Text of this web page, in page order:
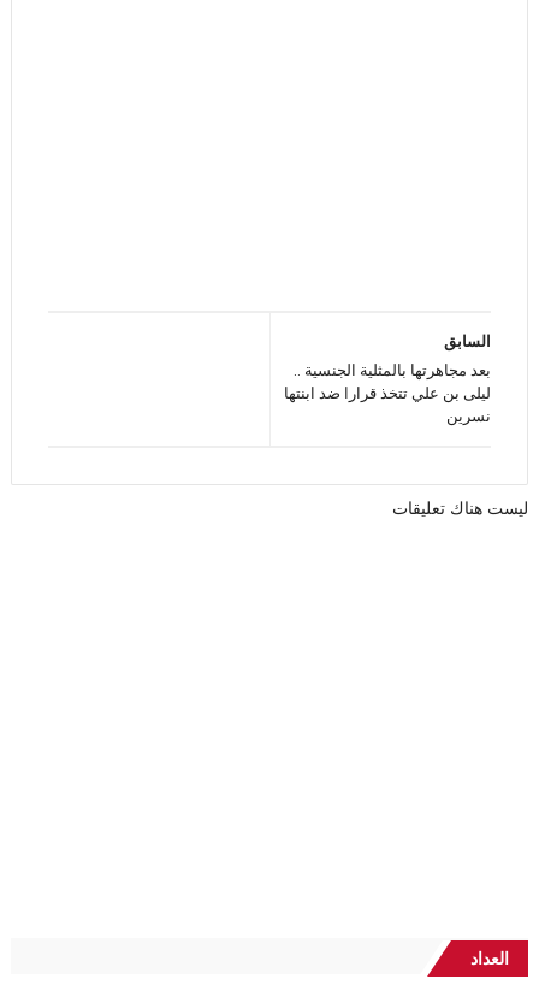
السابق
بعد مجاهرتها بالمثلية الجنسية ..
ليلى بن علي تتخذ قرارا ضد ابنتها
نسرين
ليست هناك تعليقات
العداد